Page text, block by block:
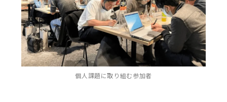
個人課題に取り組む参加者